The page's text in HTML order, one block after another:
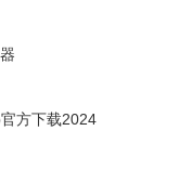
方下载2024